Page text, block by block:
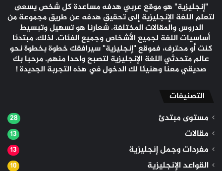
"إنجليزية" هو موقع عربي هدفه مساعدة كل شخص يسعى
لتعلم اللغة الإنجليزية إلى تحقيق هدفه عن طريق مجموعة من
الدروس والمقالات المختلفة. شعارنا هو تسهيل وتبسيط
أساسيات اللغة لجميع الأشخاص وجميع الفئات. لذلك، مبتدئا
كنت أو محترف، فموقع "إنجليزية" سيرافقك خطوة بخطوة نحو
عالم متحدثي اللغة الإنجليزية لتصبح واحدا منهم. مرحبا بك
صديقي معنا وهنيئا لك الدخول في هذه التجربة الجديدة !
التصنيفات
مستوى مبتدئ 28
مقالات 13
مفردات وجمل إنجليزية 13
القواعد الإنجليزية 10